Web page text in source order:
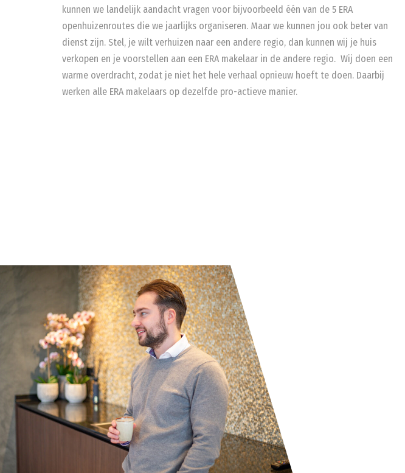
kunnen we landelijk aandacht vragen voor bijvoorbeeld één van de 5 ERA
openhuizenroutes die we jaarlijks organiseren. Maar we kunnen jou ook beter van
dienst zijn. Stel, je wilt verhuizen naar een andere regio, dan kunnen wij je huis
verkopen en je voorstellen aan een ERA makelaar in de andere regio. Wij doen een
warme overdracht, zodat je niet het hele verhaal opnieuw hoeft te doen. Daarbij
werken alle ERA makelaars op dezelfde pro-actieve manier.